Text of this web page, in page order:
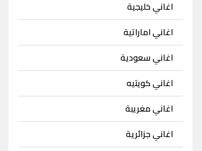
اغاني خليجية
اغاني اماراتية
اغاني سعودية
اغاني كويتيه
اغاني مغريبة
اغاني جزائرية